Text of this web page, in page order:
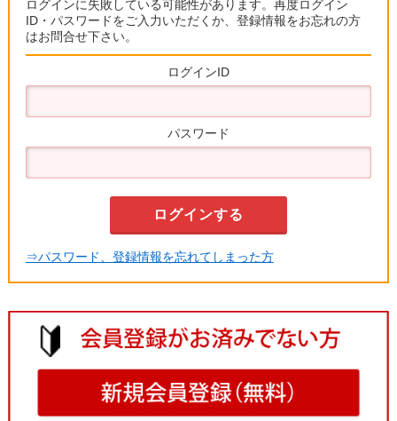
ログインに失敗している可能性があります。再度ログイン
ID・パスワードをご入力いただくか、登録情報をお忘れの方
はお問合せ下さい。
ログインID
パスワード
⇒パスワード、登録情報を忘れてしまった方